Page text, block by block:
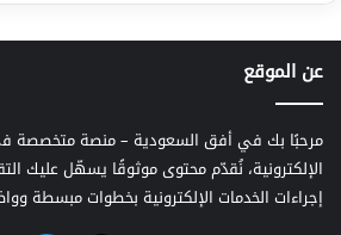
عن الموقع
مرحبًا بك في أفق السعودية – منصة متخصصة
الإلكترونية، نُقدّم محتوى موثوقًا يسهّل عليك
إجراءات الخدمات الإلكترونية بخطوات مبسطة